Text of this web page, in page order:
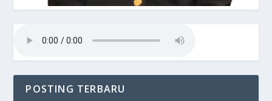
POSTING TERBARU